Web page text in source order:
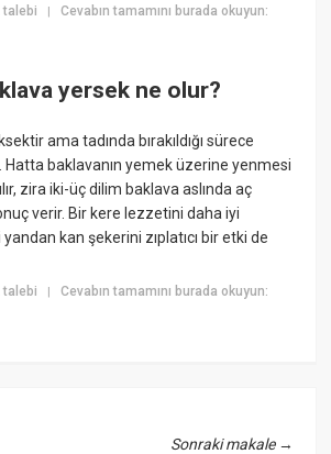
talebi |Cevabın tamamını burada okuyun:
yersek ne olur?
ama tadında bırakıldığı sürece
baklavanın yemek üzerine yenmesi
zira iki-üç dilim baklava aslında aç
verir. Bir kere lezzetini daha iyi
kan şekerini zıplatıcı bir etki de
talebi |Cevabın tamamını burada okuyun:
Sonraki makale→